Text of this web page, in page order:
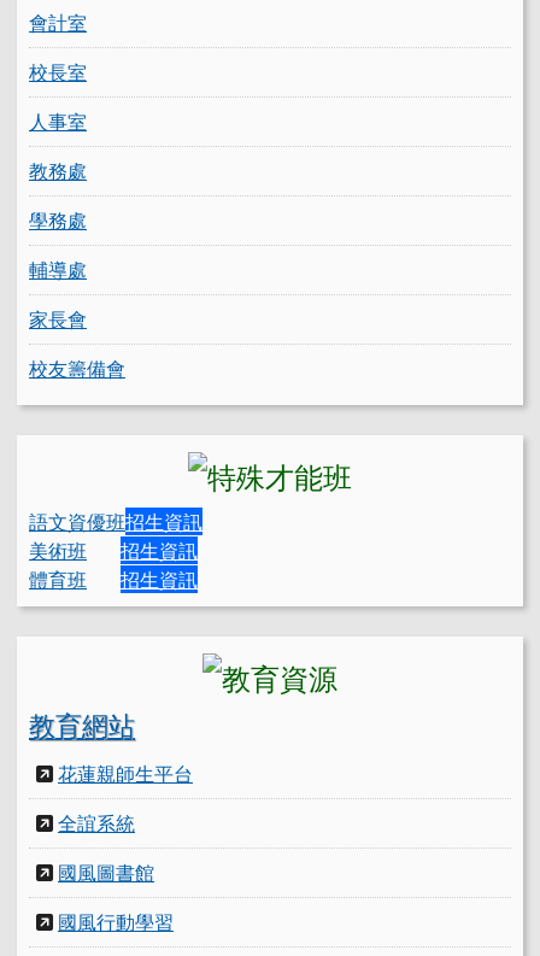
會計室
校長室
人事室
教務處
學務處
輔導處
家長會
校友籌備會
語文資優班招生資訊
美術班
招生資訊
體育班
招生資訊
教育網站
花蓮親師生平台
全誼系統
國風圖書館
國風行動學習